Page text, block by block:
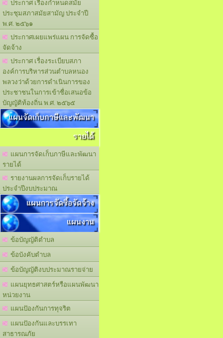
ประกาศ เรื่องกำหนดสมัย
ประชุมสภาสมัยสามัญ ประจำปี
พ.ศ. ๒๕๖๑
ประกาศเผยแพร่แผน การจัดซื้อ
จัดจ้าง
ประกาศ เรื่องระเบียบสภา
องค์การบริหารส่วนตำบลหนอง
พลวงว่าด้วยการดำเนินการของ
ประชาชนในการเข้าชื่อเสนอข้อ
บัญญัติท้องถิ่น พ.ศ. ๒๕๖๕
แผนจัดเก็บภาษีและพัฒนา
รายได้
แผนการจัดเก็บภาษีและพัฒนา
รายได้
รายงานผลการจัดเก็บรายได้
ประจำปีงบประมาณ
แผนการจัดซื้อจัดจ้าง
แผนงาน
ข้อบัญญัติตำบล
ข้อบังคับตำบล
ข้อบัญญัติงบประมาณรายจ่าย
แผนยุทธศาสตร์หรือแผนพัฒนา
หน่วยงาน
แผนปัองกันการทุจริต
แผนปัองกันและบรรเทา
สาธารณภัย